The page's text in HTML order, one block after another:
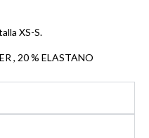
XS-S.
, 20 % ELASTANO